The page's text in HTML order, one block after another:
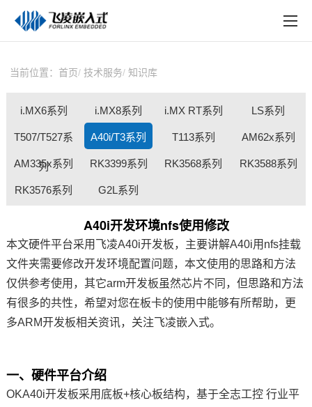
方案定制
天猫商城
淘宝商城
新闻中心
在线购买
当前位置： 首页 技术服务 知识库
i.MX6系列 i.MX8系列 i.MX RT系列 LS系列
T507/T527系
列
A40i/T3系列 T113系列 AM62x系列
AM335x系列 RK3399系列 RK3568系列 RK3588系列
RK3576系列 G2L系列
A40i开发环境nfs使用修改
本文硬件平台采用 飞凌A40i开发板，主要讲解A40i用nfs挂载
文件夹需要修改开发环境配置问题，本文使用的思路和方法
仅供参考使用，其它arm开发板虽然芯片不同，但思路和方法
有很多的共性，希望对您在板卡的使用中能够有所帮助，更
多ARM开发板相关资讯，关注飞凌嵌入式。
一、硬件平台介绍
OKA40i开发板采用底板+核心板结构，基于全志工控行业平